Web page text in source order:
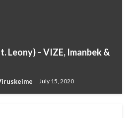
Leony) – VIZE, Imanbek &
July 15, 2020